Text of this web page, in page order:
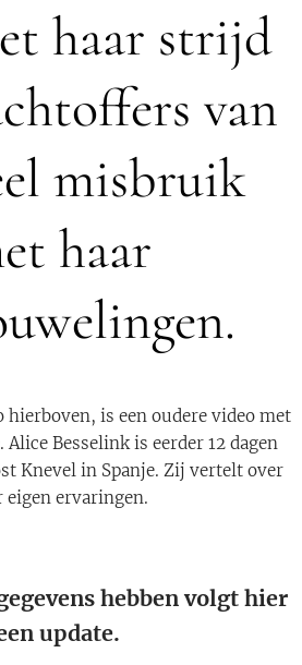
haar strijd
van
misbruik
haar
hierboven, is een oudere video met
Besselink is eerder 12 dagen
Knevel in Spanje. Zij vertelt over
eigen ervaringen.
hebben volgt hier
update.